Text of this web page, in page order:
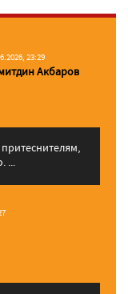
23:29
Акбаров
...